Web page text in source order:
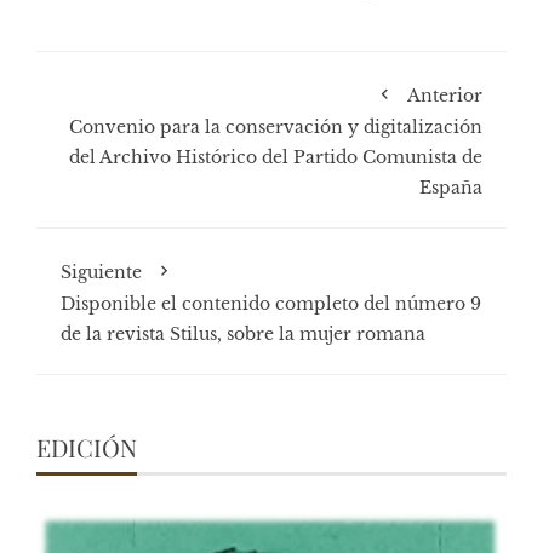
Anterior
Convenio para la conservación y digitalización
del Archivo Histórico del Partido Comunista de
España
Siguiente
Disponible el contenido completo del número 9
de la revista Stilus, sobre la mujer romana
EDICIÓN